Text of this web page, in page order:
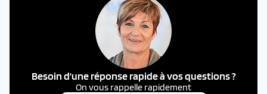
Besoin d'une réponse rapide à vos questions ?
On vous rappelle rapidement